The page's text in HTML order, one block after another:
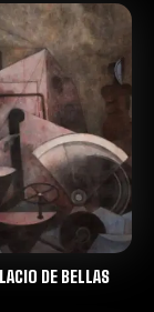
DE BELLAS